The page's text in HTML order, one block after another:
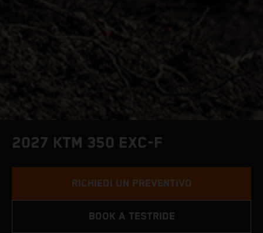
2027 KTM 350 EXC-F
RICHIEDI UN PREVENTIVO
BOOK A TESTRIDE